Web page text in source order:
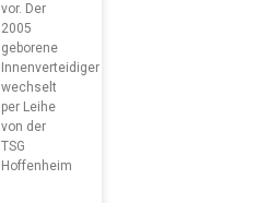
vor. Der
2005
geborene
Innenverteidiger
wechselt
per Leihe
von der
TSG
Hoffenheim